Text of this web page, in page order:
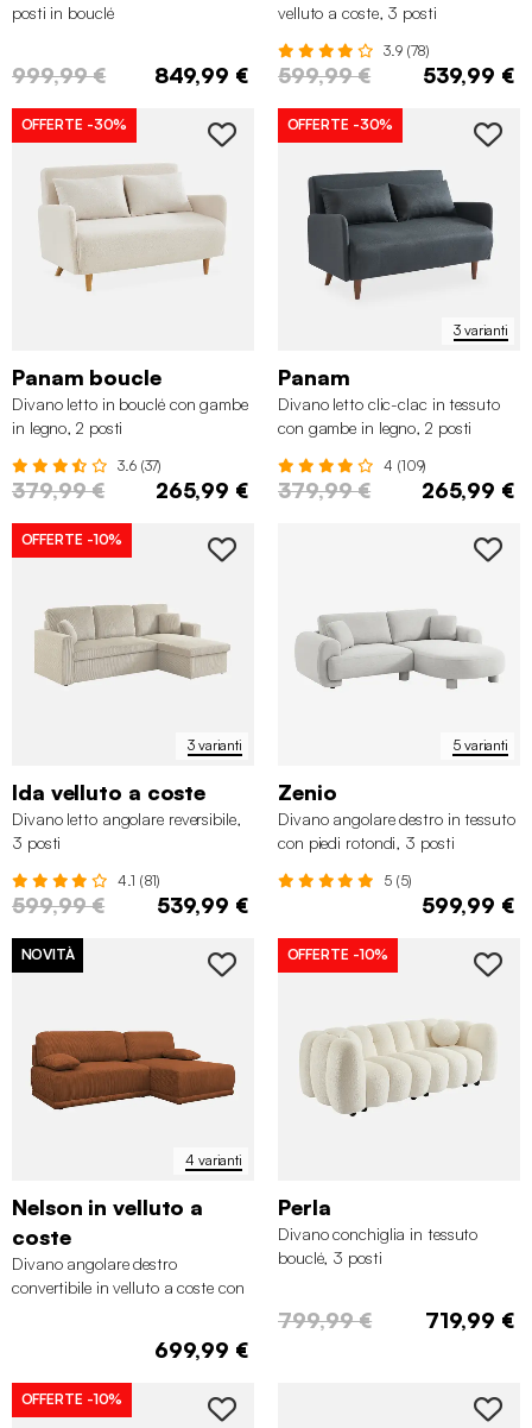
posti in bouclé
999,99 € 849,99 €
velluto a coste, 3 posti
3.9 (78)
599,99 € 539,99 €
OFFERTE -30%
Panam boucle
Divano letto in bouclé con gambe
in legno, 2 posti
3.6 (37)
379,99 € 265,99 €
3 varianti
OFFERTE -30%
Panam
Divano letto clic-clac in tessuto
con gambe in legno, 2 posti
4 (109)
379,99 € 265,99 €
3 varianti
OFFERTE -10%
Ida velluto a coste
Divano letto angolare reversibile,
3 posti
4.1 (81)
599,99 € 539,99 €
5 varianti
Zenio
Divano angolare destro in tessuto
con piedi rotondi, 3 posti
5 (5)
599,99 €
4 varianti
NOVITÀ
Nelson in velluto a
coste
Divano angolare destro
convertibile in velluto a coste con
699,99 €
OFFERTE -10%
Perla
Divano conchiglia in tessuto
bouclé, 3 posti
799,99 € 719,99 €
OFFERTE -10%